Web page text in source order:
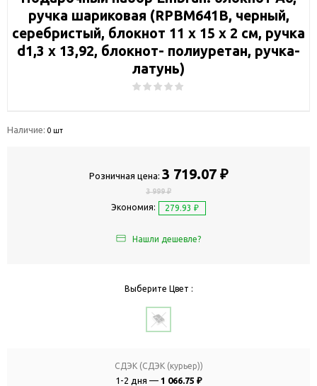
ручка шариковая (RPBM641B, черный,
серебристый, блокнот 11 х 15 х 2 см, ручка
d1,3 х 13,92, блокнот- полиуретан, ручка-
латунь)
Наличие: 0 шт
Розничная цена: 3 719.07 ₽
3 999 ₽
Экономия: 279.93 ₽
Нашли дешевле?
Выберите Цвет :
СДЭК (СДЭК (курьер))
1-2 дня — 1 066.75 ₽